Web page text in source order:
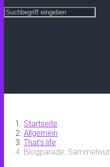
Startseite
Allgemein
That's life
Blogparade: Sammelwut